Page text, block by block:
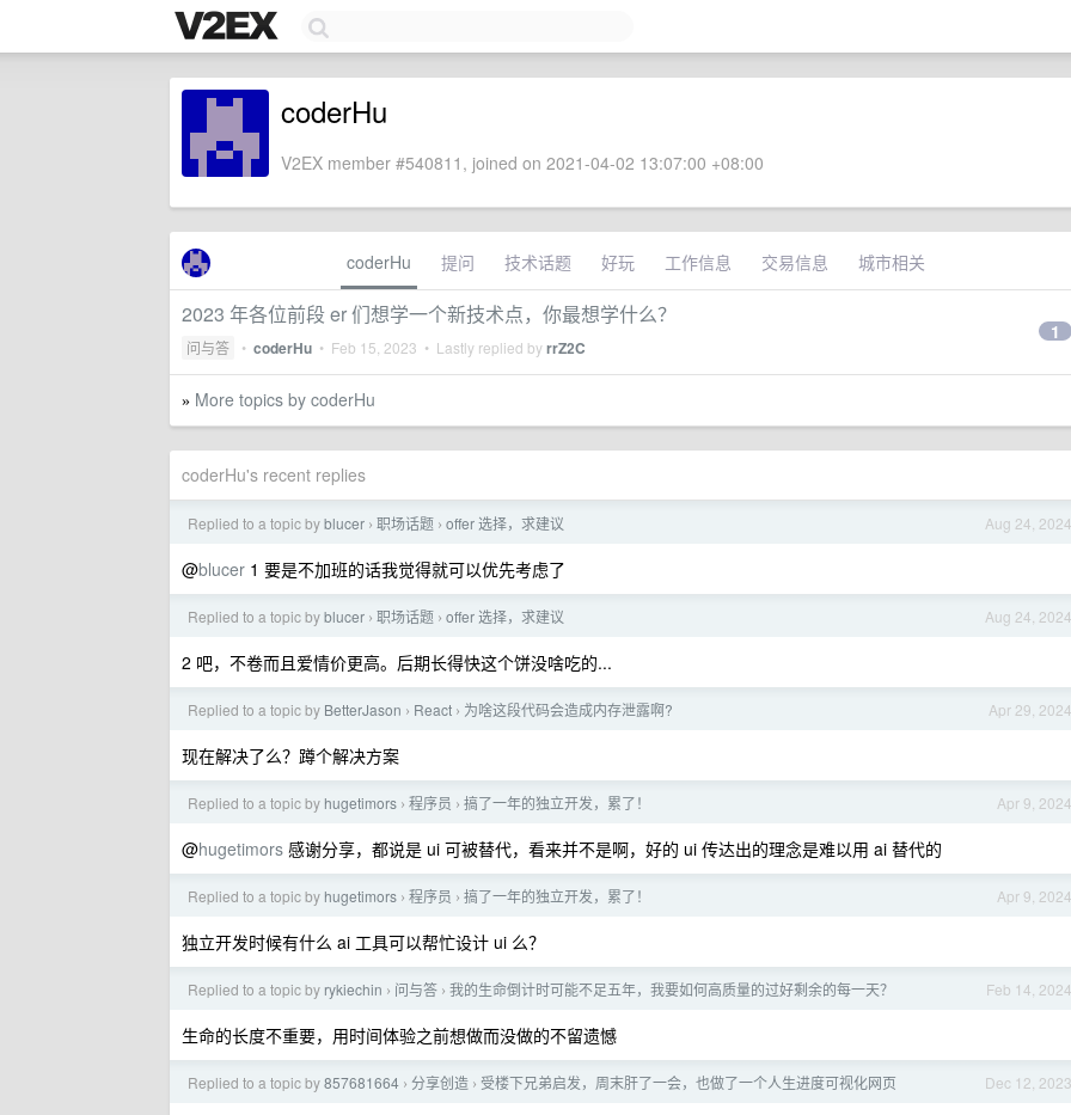
coderHu
V2EX member #540811, joined on 2021-04-02 13:07:00 +08:00
coderHu 提问 技术话题 好玩 工作信息 交易信息 城市相关
2023 年各位前段 er 们想学一个新技术点，你最想学什么？
问与答 • coderHu • Feb 15, 2023 • Lastly replied byrrZ2C
1
» More topics by coderHu
coderHu's recent replies
Aug 24, 2024
Replied to a topic byblucer › 职场话题 › offer 选择，求建议
@blucer 1 要是不加班的话我觉得就可以优先考虑了
Aug 24, 2024
Replied to a topic byblucer › 职场话题 › offer 选择，求建议
2 吧，不卷而且爱情价更高。后期长得快这个饼没啥吃的...
Apr 29, 2024
Replied to a topic by BetterJason › React › 为啥这段代码会造成内存泄露啊?
现在解决了么？蹲个解决方案
Apr 9, 2024
Replied to a topic by hugetimors › 程序员 › 搞了一年的独立开发，累了！
@hugetimors 感谢分享，都说是 ui 可被替代，看来并不是啊，好的 ui 传达出的理念是难以用 ai 替代的
Apr 9, 2024
Replied to a topic by hugetimors › 程序员 › 搞了一年的独立开发，累了！
独立开发时候有什么 ai 工具可以帮忙设计 ui 么？
Feb 14, 2024
Replied to a topic by rykiechin › 问与答 › 我的生命倒计时可能不足五年，我要如何高质量的过好剩余的每一天？
生命的长度不重要，用时间体验之前想做而没做的不留遗憾
Dec 12, 2023
Replied to a topic by857681664 › 分享创造 › 受楼下兄弟启发，周末肝了一会，也做了一个人生进度可视化网页